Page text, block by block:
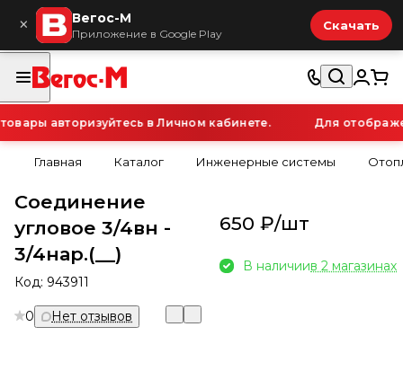
× Вегос-М
Приложение в Google Play
Скачать
авторизуйтесь в Личном кабинете. Для
Главная Каталог Инженерные системы
Соединение
угловое 3/4вн -
3/4нар.(__)
Код: 943911
0 Нет отзывов
650 ₽/шт
В наличиив 2 магазинах